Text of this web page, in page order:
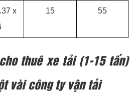
x
15 55
thuê xe tải (1-15 tấn)
vài công ty vận tải